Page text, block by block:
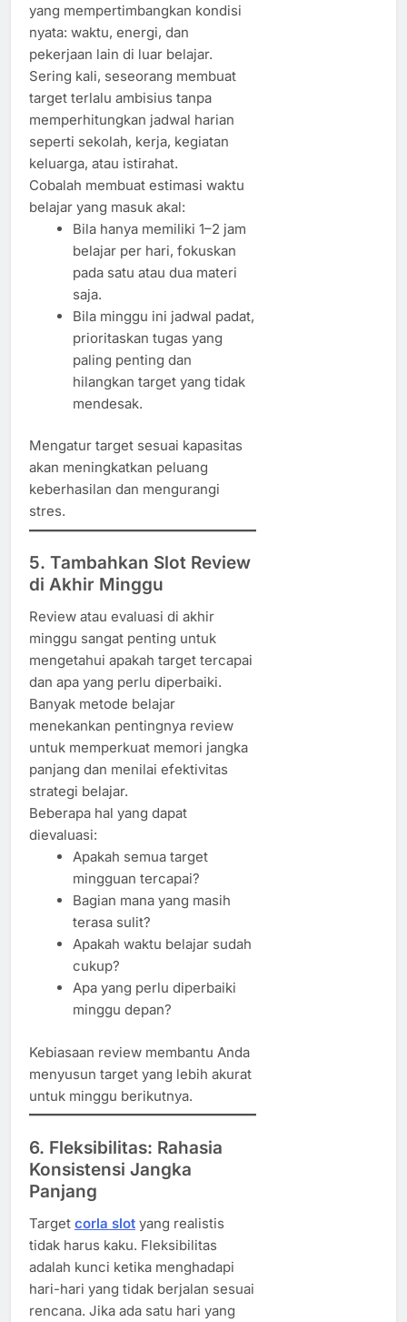
yang mempertimbangkan kondisi
nyata: waktu, energi, dan
pekerjaan lain di luar belajar.
Sering kali, seseorang membuat
target terlalu ambisius tanpa
memperhitungkan jadwal harian
seperti sekolah, kerja, kegiatan
keluarga, atau istirahat.
Cobalah membuat estimasi waktu
belajar yang masuk akal:
Bila hanya memiliki 1–2 jam
belajar per hari, fokuskan
pada satu atau dua materi
saja.
Bila minggu ini jadwal padat,
prioritaskan tugas yang
paling penting dan
hilangkan target yang tidak
mendesak.
Mengatur target sesuai kapasitas
akan meningkatkan peluang
keberhasilan dan mengurangi
stres.
5. Tambahkan Slot Review
di Akhir Minggu
Review atau evaluasi di akhir
minggu sangat penting untuk
mengetahui apakah target tercapai
dan apa yang perlu diperbaiki.
Banyak metode belajar
menekankan pentingnya review
untuk memperkuat memori jangka
panjang dan menilai efektivitas
strategi belajar.
Beberapa hal yang dapat
dievaluasi:
Apakah semua target
mingguan tercapai?
Bagian mana yang masih
terasa sulit?
Apakah waktu belajar sudah
cukup?
Apa yang perlu diperbaiki
minggu depan?
Kebiasaan review membantu Anda
menyusun target yang lebih akurat
untuk minggu berikutnya.
6. Fleksibilitas: Rahasia
Konsistensi Jangka
Panjang
Target corla slot yang realistis
tidak harus kaku. Fleksibilitas
adalah kunci ketika menghadapi
hari-hari yang tidak berjalan sesuai
rencana. Jika ada satu hari yang